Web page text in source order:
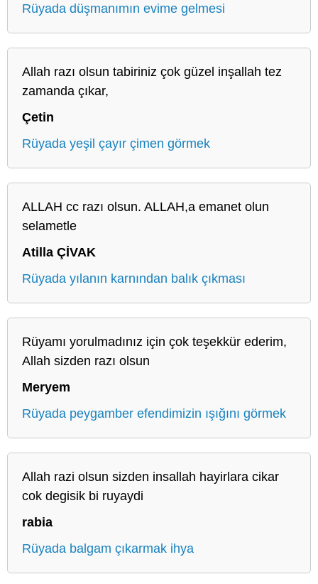
Rüyada düşmanımın evime gelmesi
Allah razı olsun tabiriniz çok güzel inşallah tez
zamanda çıkar,
Çetin
Rüyada yeşil çayır çimen görmek
ALLAH cc razı olsun. ALLAH,a emanet olun
selametle
Atilla ÇİVAK
Rüyada yılanın karnından balık çıkması
Rüyamı yorulmadınız için çok teşekkür ederim,
Allah sizden razı olsun
Meryem
Rüyada peygamber efendimizin ışığını görmek
Allah razi olsun sizden insallah hayirlara cikar
cok degisik bi ruyaydi
rabia
Rüyada balgam çıkarmak ihya